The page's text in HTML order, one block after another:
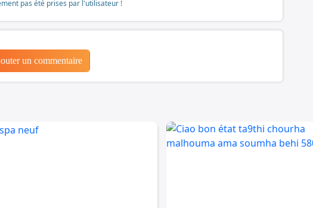
pas été prises par l'utilisateur !
un commentaire